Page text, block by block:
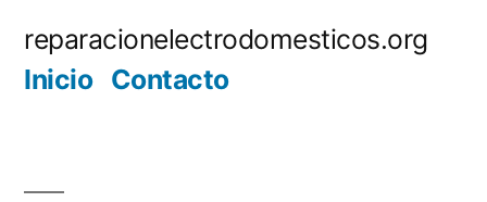
reparacionelectrodomesticos.org
Inicio Contacto